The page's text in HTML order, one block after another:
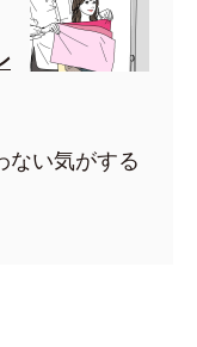
ない気がする